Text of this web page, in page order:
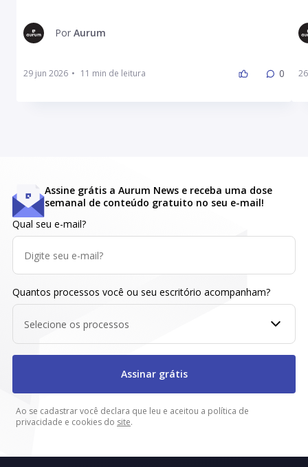
Por Aurum
29 jun 2026 • 0
Assine grátis a Aurum News e receba uma dose
semanal de conteúdo gratuito no seu e-mail!
Qual seu e-mail?
Quantos processos você ou seu escritório acompanham?
Selecione os processos
Assinar grátis
Ao se cadastrar você declara que leu e aceitou a política de
privacidade e cookies do site.